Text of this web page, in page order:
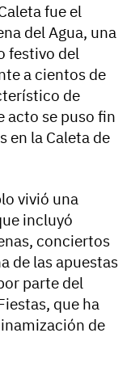
fue el
del Agua, una
festivo del
a cientos de
de
acto se puso fin
en la Caleta de
vivió una
incluyó
conciertos
de las apuestas
parte del
que ha
de